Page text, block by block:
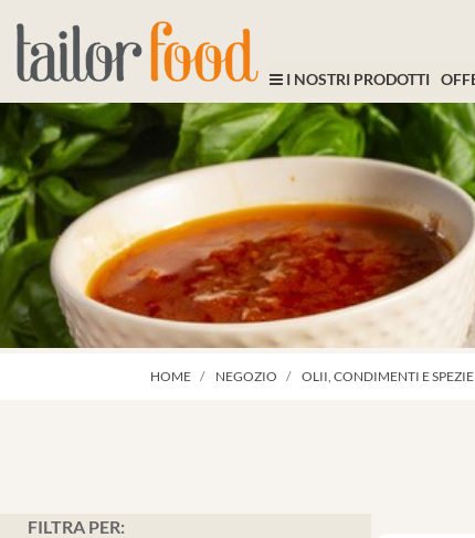
I NOSTRI PRODOTTI
HOME NEGOZIO OLII, CONDIMENTI E SPEZIE
FILTRA PER: